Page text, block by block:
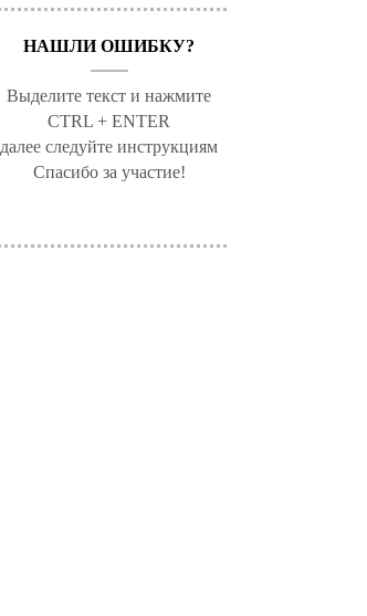
НАШЛИ ОШИБКУ?
Выделите текст и нажмите
CTRL + ENTER
далее следуйте инструкциям
Спасибо за участие!